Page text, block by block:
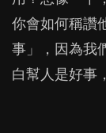
你會如何稱讚
事」，因為我
白幫人是好事
式都各有影響
表現……...